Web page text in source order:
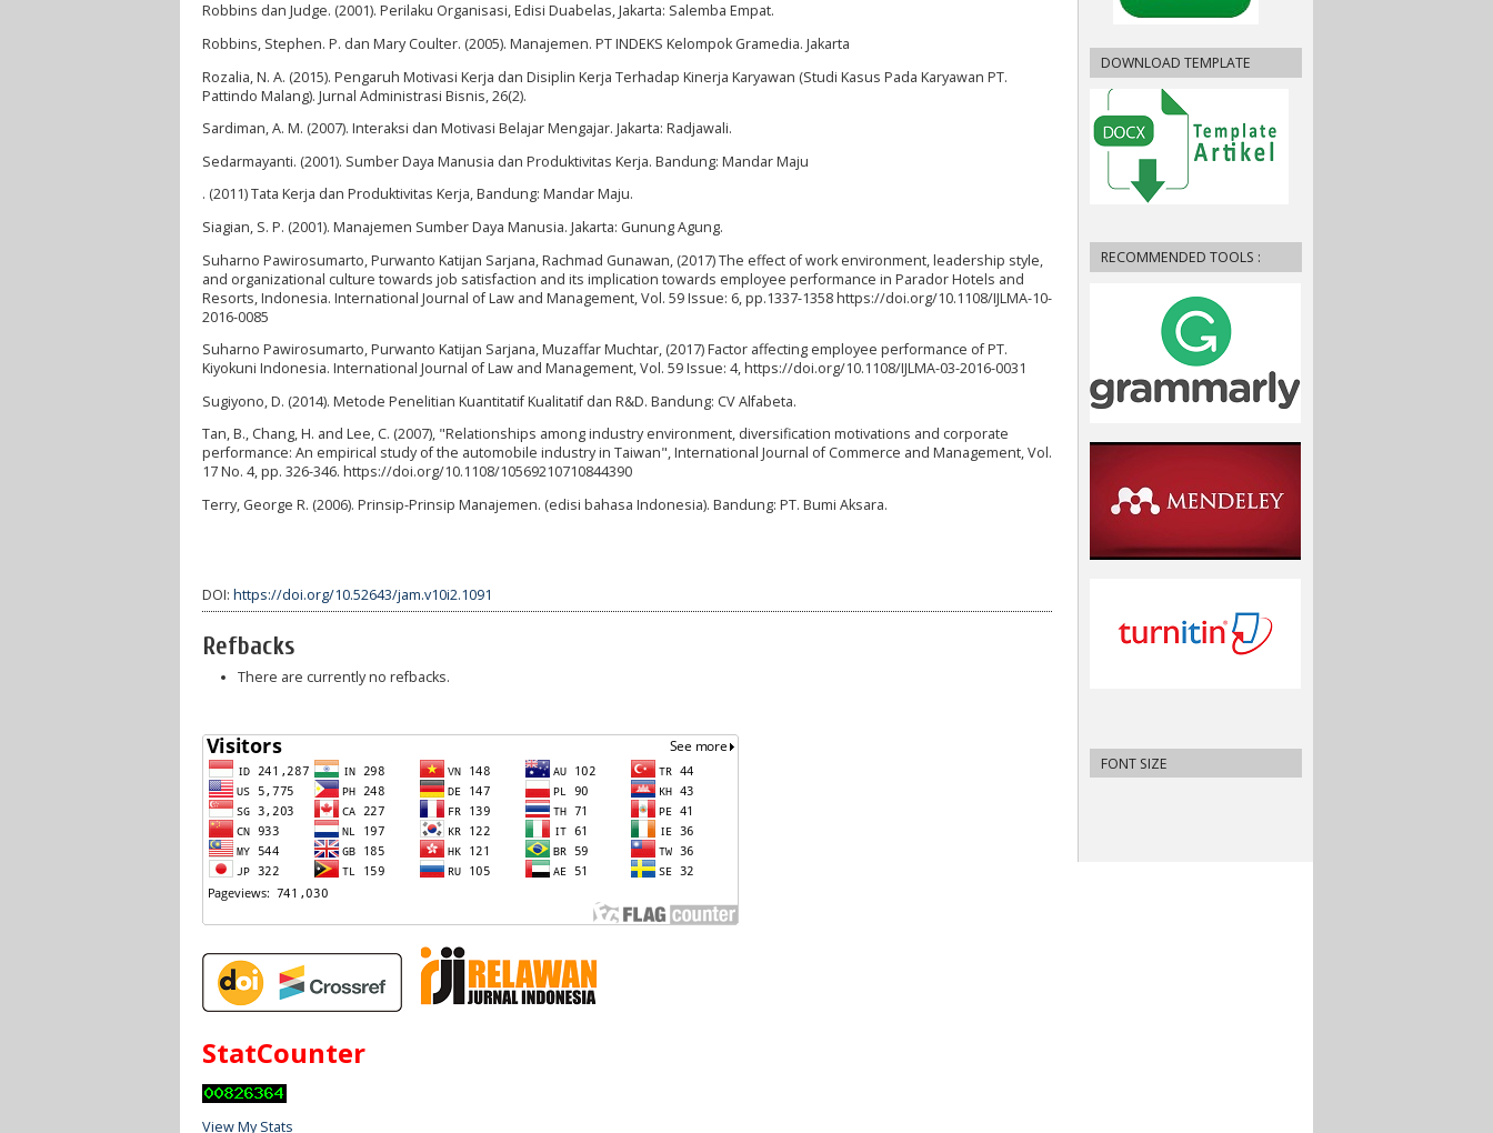
DOWNLOAD TEMPLATE
RECOMMENDED TOOLS :
FONT SIZE
Robbins dan Judge. (2001). Perilaku Organisasi, Edisi Duabelas, Jakarta: Salemba Empat.
Robbins, Stephen. P. dan Mary Coulter. (2005). Manajemen. PT INDEKS Kelompok Gramedia. Jakarta
Rozalia, N. A. (2015). Pengaruh Motivasi Kerja dan Disiplin Kerja Terhadap Kinerja Karyawan (Studi Kasus Pada Karyawan PT.
Pattindo Malang). Jurnal Administrasi Bisnis, 26(2).
Sardiman, A. M. (2007). Interaksi dan Motivasi Belajar Mengajar. Jakarta: Radjawali.
Sedarmayanti. (2001). Sumber Daya Manusia dan Produktivitas Kerja. Bandung: Mandar Maju
. (2011) Tata Kerja dan Produktivitas Kerja, Bandung: Mandar Maju.
Siagian, S. P. (2001). Manajemen Sumber Daya Manusia. Jakarta: Gunung Agung.
Suharno Pawirosumarto, Purwanto Katijan Sarjana, Rachmad Gunawan, (2017) The effect of work environment, leadership style,
and organizational culture towards job satisfaction and its implication towards employee performance in Parador Hotels and
Resorts, Indonesia. International Journal of Law and Management, Vol. 59 Issue: 6, pp.1337-1358 https://doi.org/10.1108/IJLMA-10-
2016-0085
Suharno Pawirosumarto, Purwanto Katijan Sarjana, Muzaffar Muchtar, (2017) Factor affecting employee performance of PT.
Kiyokuni Indonesia. International Journal of Law and Management, Vol. 59 Issue: 4, https://doi.org/10.1108/IJLMA-03-2016-0031
Sugiyono, D. (2014). Metode Penelitian Kuantitatif Kualitatif dan R&D. Bandung: CV Alfabeta.
Tan, B., Chang, H. and Lee, C. (2007), "Relationships among industry environment, diversification motivations and corporate
performance: An empirical study of the automobile industry in Taiwan", International Journal of Commerce and Management, Vol.
17 No. 4, pp. 326-346. https://doi.org/10.1108/10569210710844390
Terry, George R. (2006). Prinsip-Prinsip Manajemen. (edisi bahasa Indonesia). Bandung: PT. Bumi Aksara.
DOI: https://doi.org/10.52643/jam.v10i2.1091
Refbacks
There are currently no refbacks.
StatCounter
View My Stats